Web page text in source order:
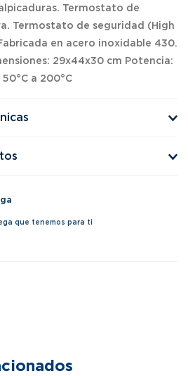
Termostato de
Termostato de seguridad (High
en acero inoxidable 430.
29x44x30 cm Potencia:
a 200°C
que tenemos para ti